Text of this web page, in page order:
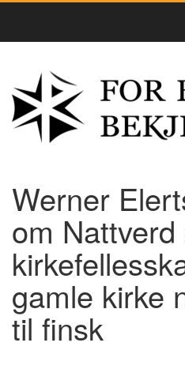
Werner
om Nattverd
gamle kirke
til finsk